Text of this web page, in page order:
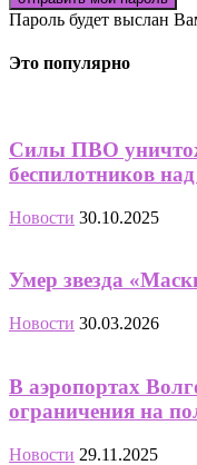
Пароль будет выслан
Это популярно
Силы ПВО
беспилотников
Новости 30.10.2025
Умер звезда
Новости 30.03.2026
В аэропортах
ограничения на
Новости 29.11.2025